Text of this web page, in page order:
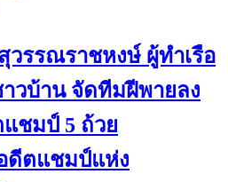
วรรณราชหงษ์ ผู้ทำเรือ
วบ้าน จัดทีมฝีพายลง
ชมป์ 5 ถ้วย
ดีตแชมป์แห่ง